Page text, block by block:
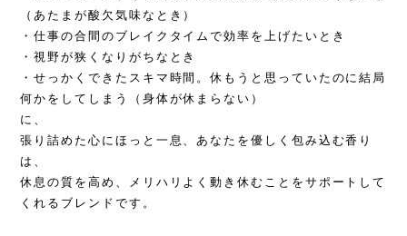
（あたまが酸欠気味なとき）
・仕事の合間のブレイクタイムで効率を上げたいとき
・視野が狭くなりがちなとき
・せっかくできたスキマ時間。休もうと思っていたのに結局
何かをしてしまう（身体が休まらない）
に、
張り詰めた心にほっと一息、あなたを優しく包み込む香り
は、
休息の質を高め、メリハリよく動き休むことをサポートして
くれるブレンドです。